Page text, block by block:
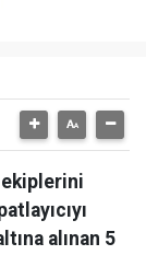
ekiplerini
alınan 5